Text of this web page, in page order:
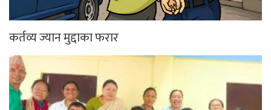
कर्तव्य ज्यान मुद्दाका फरार